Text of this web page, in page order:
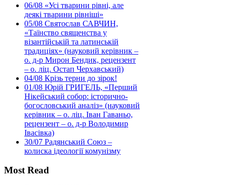
06/08 «Усі тварини рівні, але
деякі тварини рівніші»
05/08 Святослав САВЧИН,
«Таїнство священства у
візантійській та латинській
традиціях» (науковий керівник –
о. д-р Мирон Бендик, рецензент
– о. ліц. Остап Черхавський)
04/08 Крізь терни до зірок!
01/08 Юрій ГРИГЕЛЬ, «Перший
Нікейський собор: історично-
богословський аналіз» (науковий
керівник – о. ліц. Іван Гаваньо,
рецензент – о. д-р Володимир
Івасівка)
30/07 Радянський Союз –
колиска ідеології комунізму
Most Read